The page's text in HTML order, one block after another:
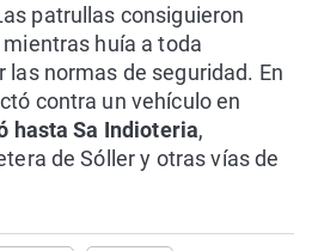
patrullas consiguieron
huía a toda
normas de seguridad. En
contra un vehículo en
hasta Sa Indioteria,
de Sóller y otras vías de